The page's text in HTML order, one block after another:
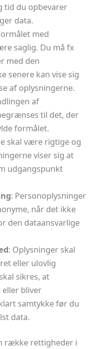
tid du opbevarer
data.
med
saglig. Du må fx
med den
senere kan vise sig
af oplysningerne.
af
til det, der
formålet.
skal være rigtige og
viser sig at
udgangspunkt
: Personoplysninger
når det ikke
den dataansvarlige
: Oplysninger skal
eller ulovlig
sikres, at
bliver
samtykke før du
data.
række rettigheder i